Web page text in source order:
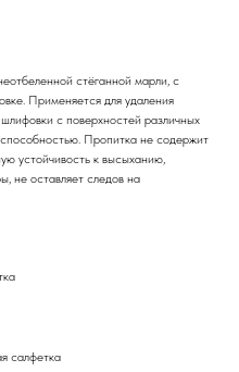
стёганной марли, с
Применяется для удаления
с поверхностей различных
Пропитка не содержит
устойчивость к высыханию,
не оставляет следов на
салфетка